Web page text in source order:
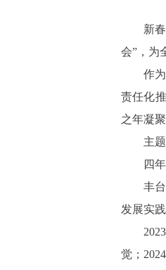
新
会”，为
作
责任化
之年凝
主
四
丰台
发展实
觉；